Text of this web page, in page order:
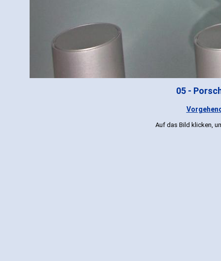
05 -
Auf das Bild klicken,